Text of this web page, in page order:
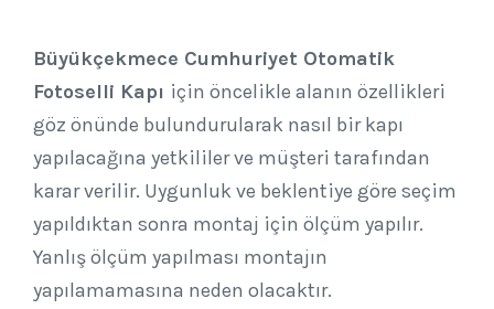
Büyükçekmece Cumhuriyet Otomatik
Fotoselli Kapı için öncelikle alanın özellikleri
göz önünde bulundurularak nasıl bir kapı
yapılacağına yetkililer ve müşteri tarafından
karar verilir. Uygunluk ve beklentiye göre seçim
yapıldıktan sonra montaj için ölçüm yapılır.
Yanlış ölçüm yapılması montajın
yapılamamasına neden olacaktır.